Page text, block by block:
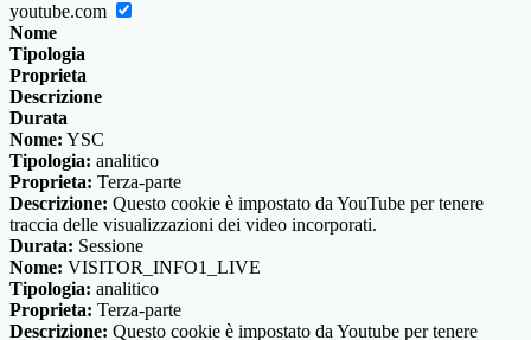
youtube.com
Nome
Tipologia
Proprieta
Descrizione
Durata
Nome: YSC
Tipologia: analitico
Proprieta: Terza-parte
Descrizione: Questo cookie è impostato da YouTube per tenere
traccia delle visualizzazioni dei video incorporati.
Durata: Sessione
Nome: VISITOR_INFO1_LIVE
Tipologia: analitico
Proprieta: Terza-parte
Descrizione: Questo cookie è impostato da Youtube per tenere